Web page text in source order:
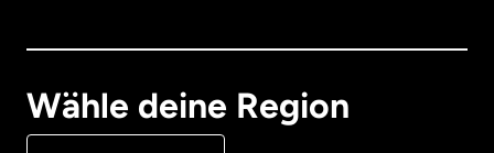
Wähle deine Region